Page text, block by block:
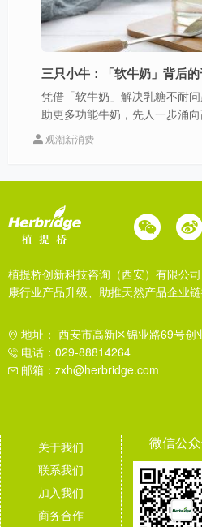
三只小牛：「软牛奶」背后
凭借「软牛奶」解决乳糖不耐
助更多功能牛奶，先人一步涌向
观潮新消费
植提桥创新科技咨询（西安）有限公
康行业产品升级、助推天然产品企业
地址： 西安市高新区锦业路69号创
电话：029-88814264
邮箱：zxh@herbridge.com
关于我们
联系我们
加入我们
商务合作
微信公